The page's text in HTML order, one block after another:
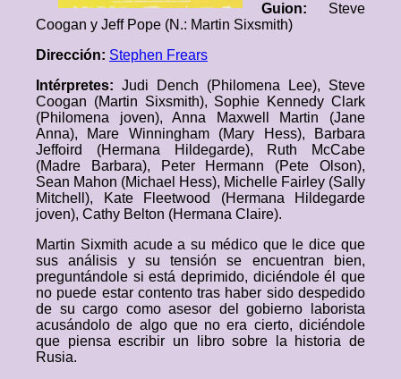
Guion: Steve
Coogan y Jeff Pope (N.: Martin Sixsmith)
Dirección: Stephen Frears
Intérpretes: Judi Dench (Philomena Lee), Steve
Coogan (Martin Sixsmith), Sophie Kennedy Clark
(Philomena joven), Anna Maxwell Martin (Jane
Anna), Mare Winningham (Mary Hess), Barbara
Jeffoird (Hermana Hildegarde), Ruth McCabe
(Madre Barbara), Peter Hermann (Pete Olson),
Sean Mahon (Michael Hess), Michelle Fairley (Sally
Mitchell), Kate Fleetwood (Hermana Hildegarde
joven), Cathy Belton (Hermana Claire).
Martin Sixmith acude a su médico que le dice que
sus análisis y su tensión se encuentran bien,
preguntándole si está deprimido, diciéndole él que
no puede estar contento tras haber sido despedido
de su cargo como asesor del gobierno laborista
acusándolo de algo que no era cierto, diciéndole
que piensa escribir un libro sobre la historia de
Rusia.